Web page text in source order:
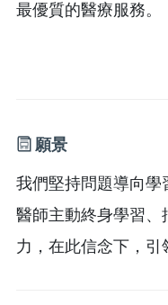
最優質的醫療服務。
願景
我們堅持問題導向學
醫師主動終身學習
力，在此信念下，引